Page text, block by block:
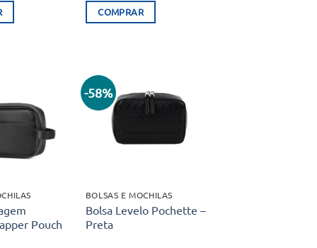
original
era:
COMPRAR
aos meus
desejos
Pouch
-58%
Adicionar
aos meus
BOLSAS E MOCHILAS
Bolsa Levelo Pochette –
Preta